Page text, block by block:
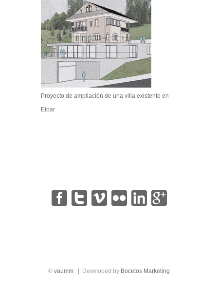
Proyecto de ampliación de una villa existente en
Eibar
| | | | |
© vaumm | Developed by Bocetos Marketing